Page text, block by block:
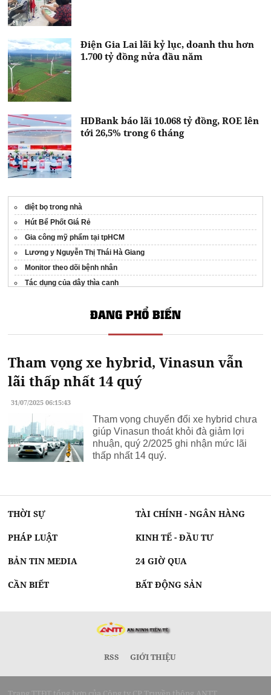
Điện Gia Lai lãi kỷ lục, doanh thu hơn
1.700 tỷ đồng nửa đầu năm
HDBank báo lãi 10.068 tỷ đồng, ROE lên
tới 26,5% trong 6 tháng
diệt bọ trong nhà
Hút Bể Phốt Giá Rẻ
Gia công mỹ phẩm tại tpHCM
Lương y Nguyễn Thị Thái Hà Giang
Monitor theo dõi bệnh nhân
Tác dụng của dây thìa canh
ĐANG PHỔ BIẾN
Tham vọng xe hybrid, Vinasun vẫn
lãi thấp nhất 14 quý
31/07/2025 06:15:43
Tham vọng chuyển đổi xe hybrid chưa
giúp Vinasun thoát khỏi đà giảm lợi
nhuận, quý 2/2025 ghi nhận mức lãi
thấp nhất 14 quý.
THỜI SỰ TÀI CHÍNH - NGÂN HÀNG
PHÁP LUẬT KINH TẾ - ĐẦU TƯ
BẢN TIN MEDIA 24 GIỜ QUA
CẦN BIẾT BẤT ĐỘNG SẢN
RSS GIỚI THIỆU